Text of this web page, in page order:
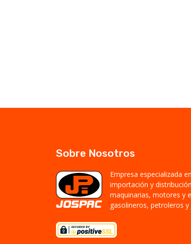
Sobre Nosotros
Empresa especializada
importación y
maquinarias, motores y
gasolineros, petroleros y